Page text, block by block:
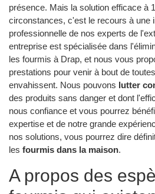
présence. Mais la solution efficace à
circonstances, c'est le recours à une
professionnelle de nos experts de
entreprise est spécialisée dans
les fourmis à Drap, et nous vous
prestations pour venir à bout de
envahissent. Nous pouvons lutter
des produits sans danger et dont
nous confiance et vous pourrez
expertise et de notre grande
nos solutions, vous pourrez dire
les fourmis dans la maison.
A propos des